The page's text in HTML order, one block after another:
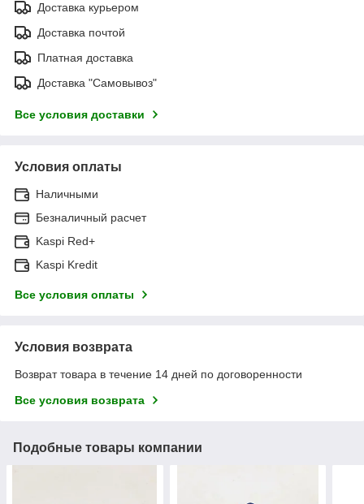
Доставка курьером
Доставка почтой
Платная доставка
Доставка "Самовывоз"
Все условия доставки
Условия оплаты
Наличными
Безналичный расчет
Kaspi Red+
Kaspi Kredit
Все условия оплаты
Условия возврата
Возврат товара в течение 14 дней по договоренности
Все условия возврата
Подобные товары компании